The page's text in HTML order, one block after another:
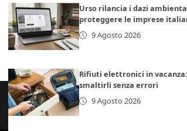
Urso rilancia i dazi
proteggere le imprese
9 Agosto 2026
Rifiuti elettronici in
smaltirli senza errori
9 Agosto 2026